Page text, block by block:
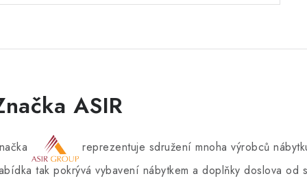
ASIR
reprezentuje sdružení mnoha výrobců
tak pokrývá vybavení nábytkem a doplňky doslova od